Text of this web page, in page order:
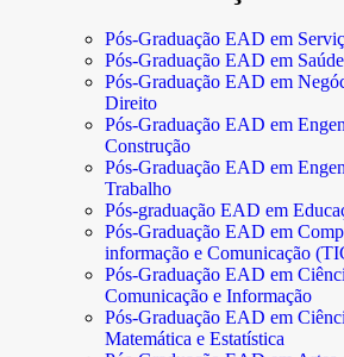
Pós-Graduação EAD em
Pós-Graduação EAD em
Pós-Graduação EAD em
Direito
Pós-Graduação EAD em
Construção
Pós-Graduação EAD em
Trabalho
Pós-graduação EAD em
Pós-Graduação EAD em
informação e Comunicação
Pós-Graduação EAD em
Comunicação e Informação
Pós-Graduação EAD em
Matemática e Estatística